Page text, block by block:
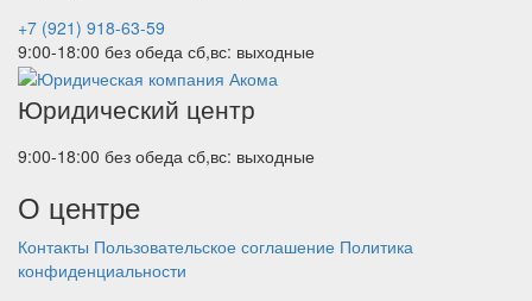
+7 (921) 918-63-59
9:00-18:00 без обеда сб,вс: выходные
Юридический центр
9:00-18:00 без обеда сб,вс: выходные
О центре
Контакты Пользовательское соглашение Политика
конфиденциальности